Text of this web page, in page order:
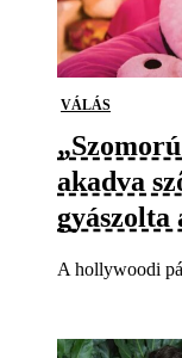
VÁLÁS
akadva
gyászolta
A hollywoodi